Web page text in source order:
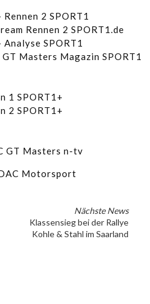
2 SPORT1
Rennen 2 SPORT1.de
SPORT1
Masters Magazin SPORT1
1 SPORT1+
2 SPORT1+
GT Masters n-tv
Motorsport
Nächste News
Klassensieg bei der Rallye
Kohle & Stahl im Saarland